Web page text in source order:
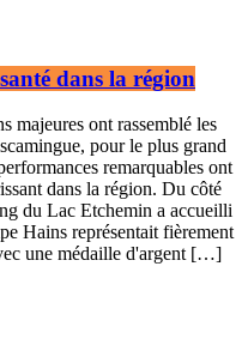
dans la région
majeures ont rassemblé les
pour le plus grand
remarquables ont
dans la région. Du côté
du Lac Etchemin a accueilli
Hains représentait fièrement
une médaille d'argent […]